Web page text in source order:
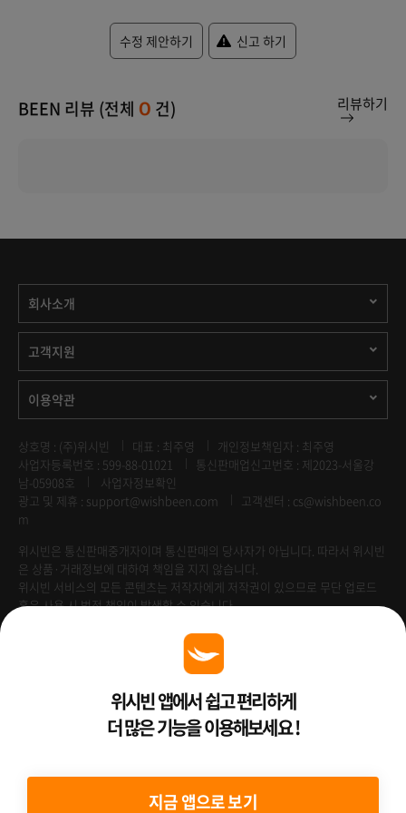
수정 제안하기 신고 하기
BEEN 리뷰 (전체 0 건) 리뷰하기
회사소개
고객지원
이용약관
상호명 : (주)위시빈 대표 : 최주영
개인정보책임자 : 최주영
사업자등록번호 : 599-88-01021
통신판매업신고번호 : 제2023-서울강
남-05908호
사업자정보확인
광고 및 제휴 : support@wishbeen.com
고객센터 : cs@wishbeen.co
m
위시빈은 통신판매중개자이며 통신판매의 당사자가 아닙니다. 따라서 위시빈
은 상품·거래정보에 대하여 책임을 지지 않습니다.
위시빈 서비스의 모든 콘텐츠는 저작자에게 저작권이 있으므로 무단 업로드
혹은 사용 시 법적 책임이 발생할 수 있습니다.
Venture Enterprise위시빈 앱에서 쉽고 편리하게
더 많은 기능을 이용해보세요 !
지금 앱으로 보기